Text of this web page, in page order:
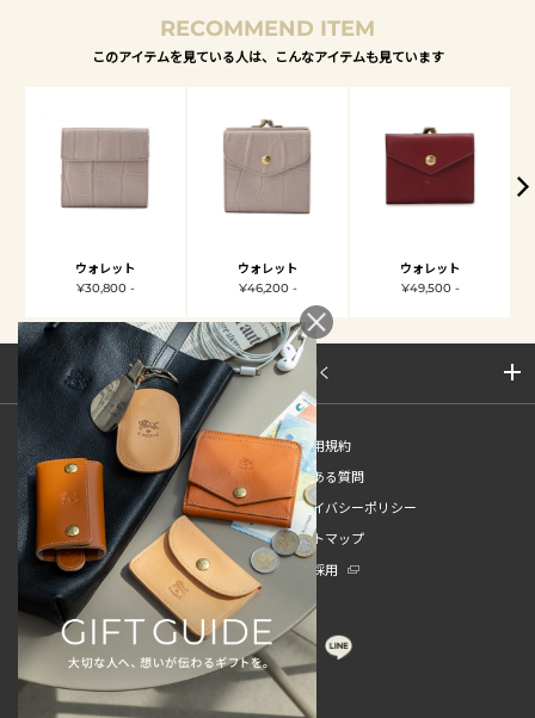
RECOMMEND ITEM
このアイテムを見ている人は、こんなアイテムも見ています
ウォレット
¥30,800 -
ウォレット
¥46,200 -
ウォレット
¥49,500 -
サイトマップを開く
新規会員登録
ご利用規約
ご利用ガイド
よくある質問
特定商取引法
プライバシーポリシー
お問い合わせ
サイトマップ
販売スタッフ中途採用
新卒採用